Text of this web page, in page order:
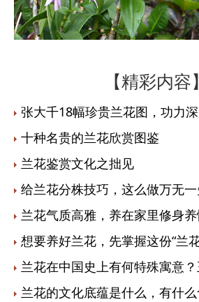
【精彩内容】
张大千18幅珍贵兰花图，功力深
十种名贵的兰花欣赏图鉴
兰花鉴赏文化之拙见
给兰花分株技巧，这么做万无
兰花气质高雅，养在家里修身
想要养好兰花，先掌握这份“兰
兰花在中国史上有何特殊寓意
兰花的文化底蕴是什么，有什么